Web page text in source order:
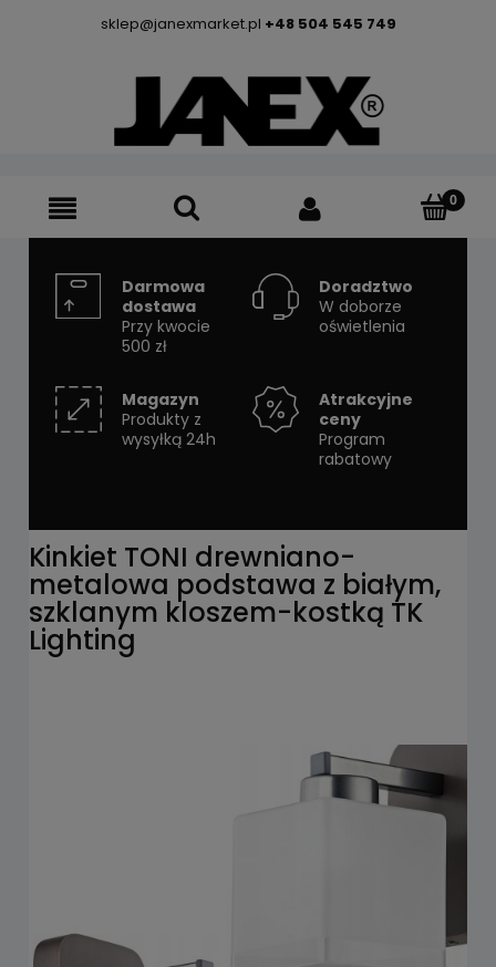
sklep@janexmarket.pl +48 504 545 749
Darmowa
dostawa
Przy kwocie
500 zł
Doradztwo
W doborze
oświetlenia
Magazyn
Produkty z
wysyłką 24h
Atrakcyjne
ceny
Program
rabatowy
Kinkiet TONI drewniano-
metalowa podstawa z białym,
szklanym kloszem-kostką TK
Lighting